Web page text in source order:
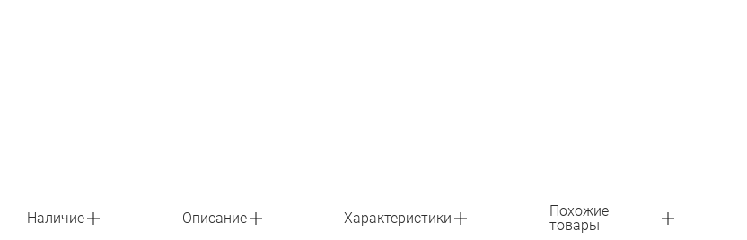
Наличие Описание Характеристики
Похожие
товары